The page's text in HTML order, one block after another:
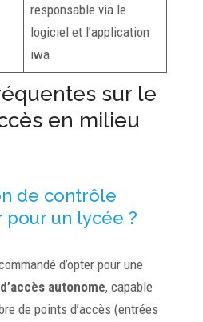
responsable via le
logiciel et l’application
iwa
sur le
en milieu
de contrôle
pour un lycée ?
d’opter pour une
autonome, capable
de points d’accès (entrées